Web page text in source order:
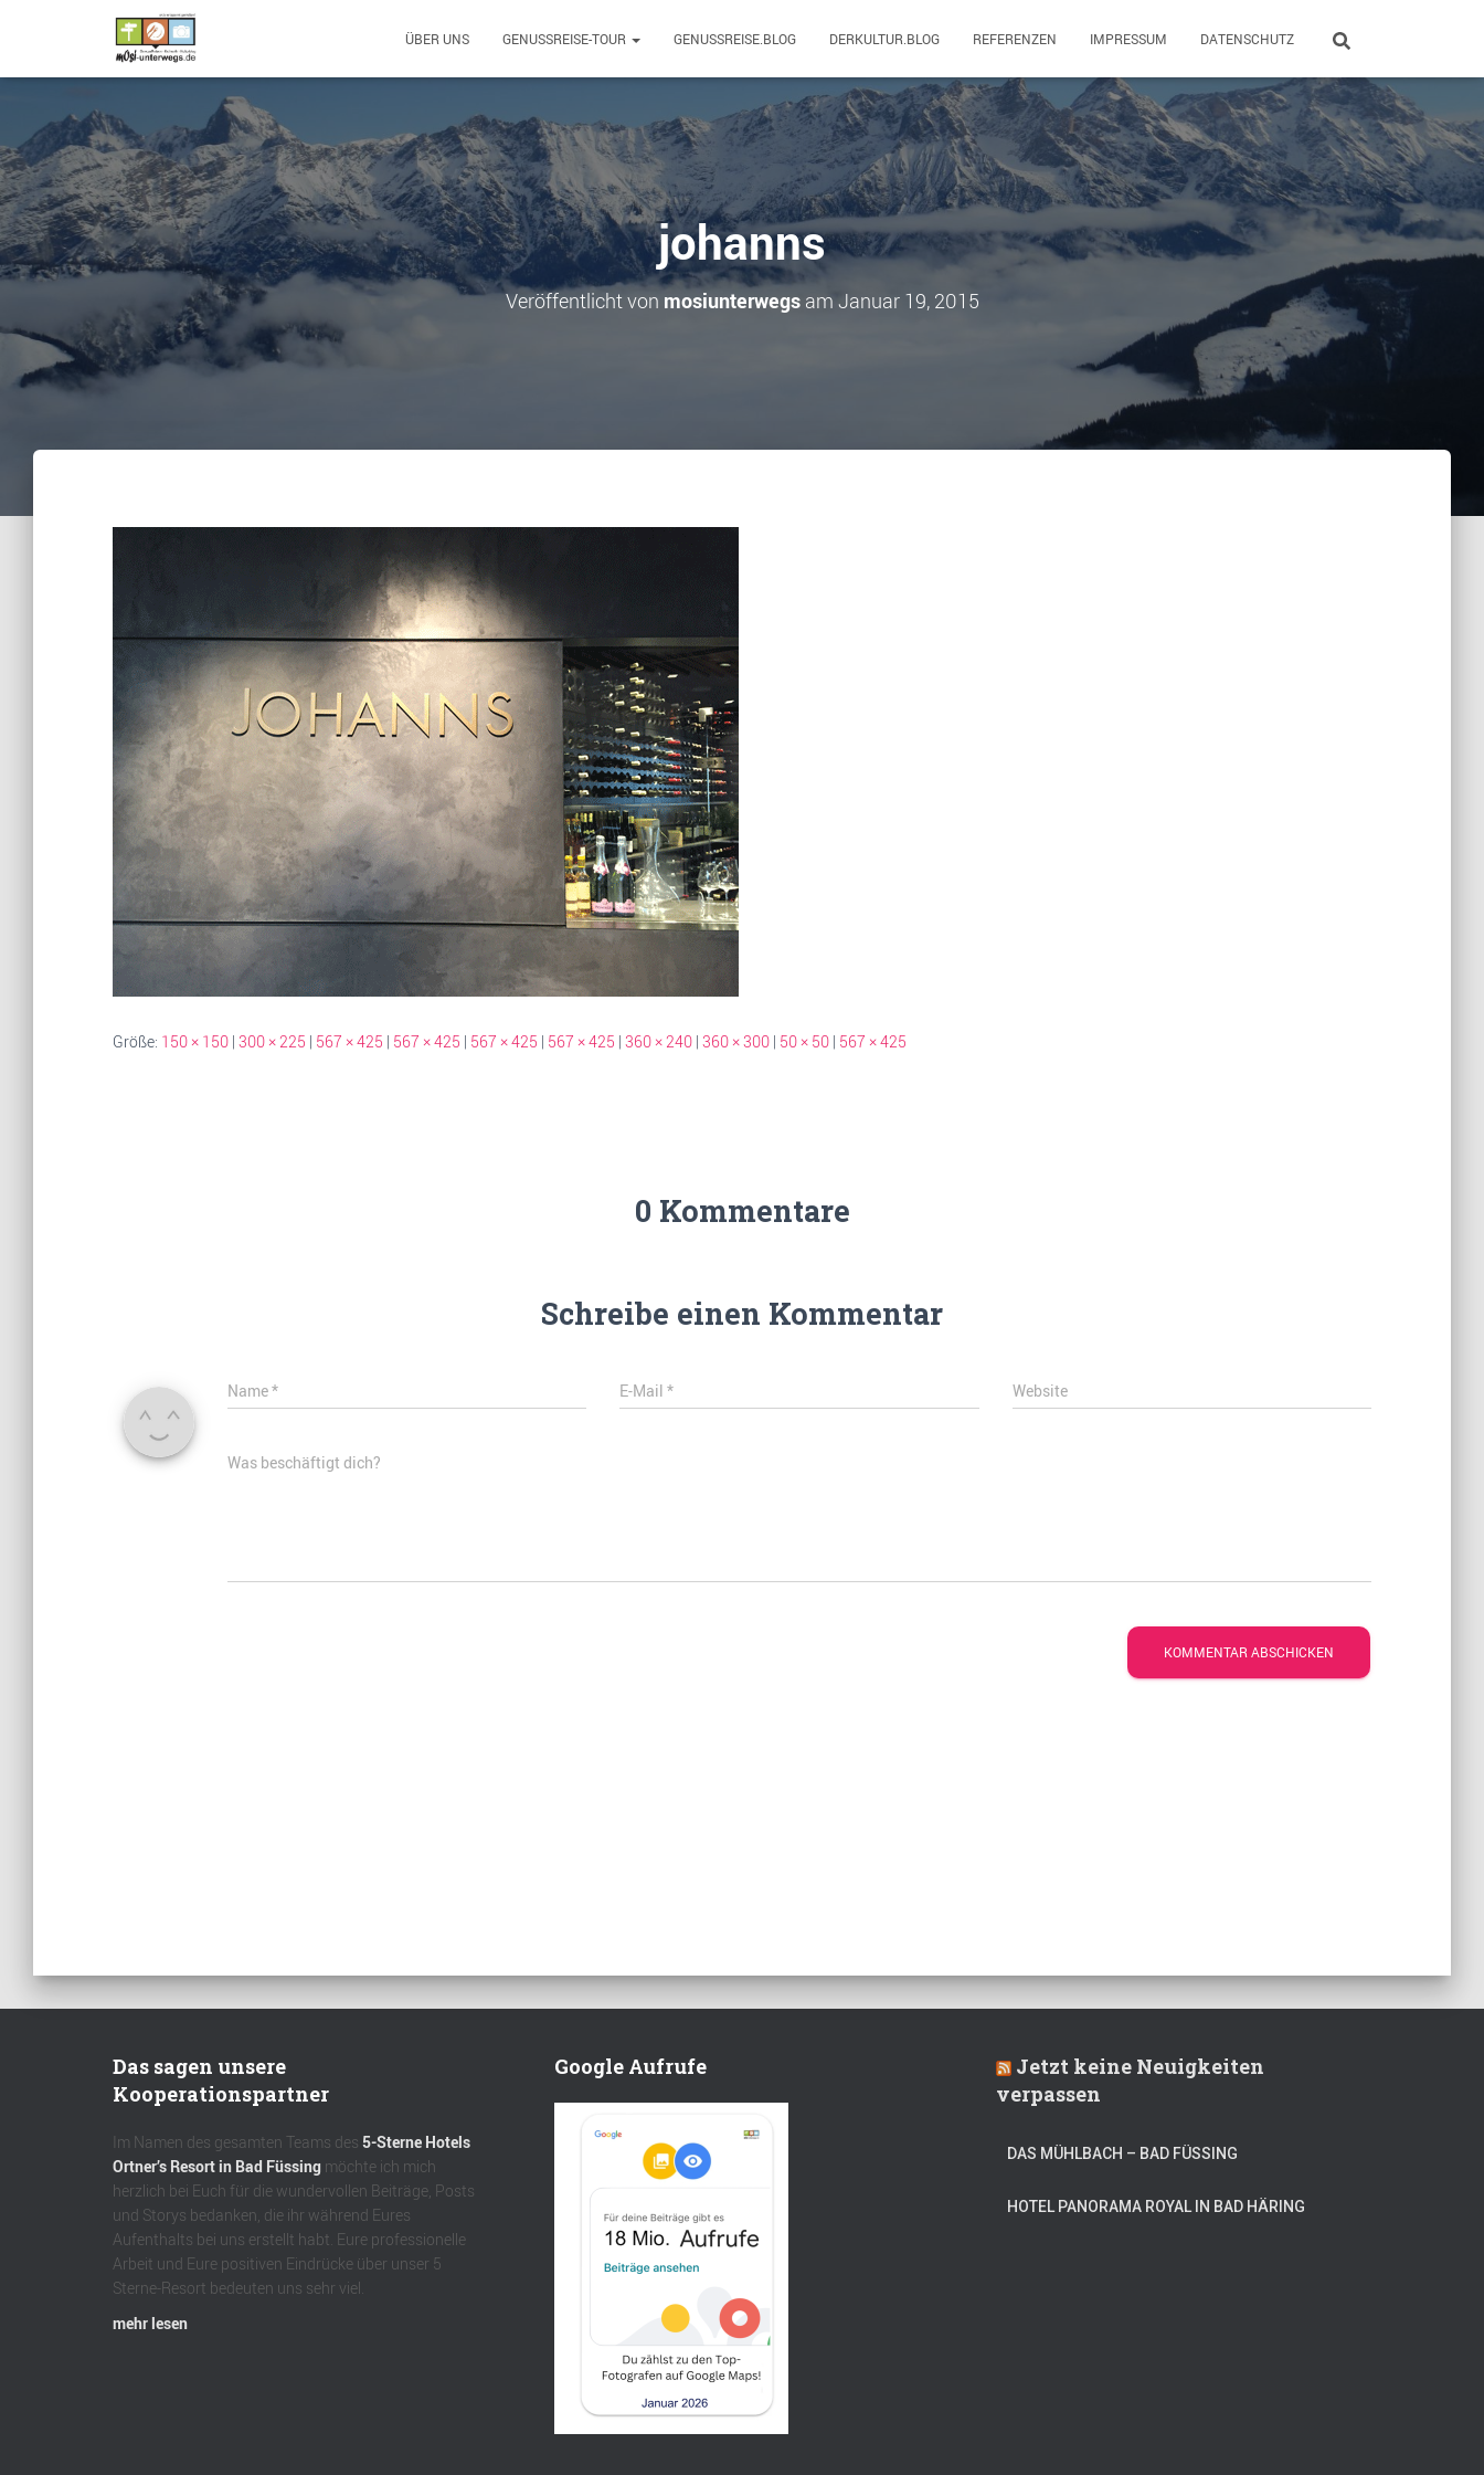
ÜBER UNS GENUSSREISE-TOUR GENUSSREISE.BLOG DERKULTUR.BLOG REFERENZEN IMPRESSUM DATENSCHUTZ
johanns
Veröffentlicht von mosiunterwegsam Januar 19, 2015
Größe: 150 × 150 | 300 × 225 | 567 × 425 | 567 × 425 | 567 × 425 | 567 × 425 | 360 × 240 | 360 × 300 | 50 × 50 | 567 × 425
0 Kommentare
Schreibe einen Kommentar
Name* E-Mail* Website
Was beschäftigt dich?
Das sagen unsere
Kooperationspartner
Im Namen des gesamten Teams des 5-Sterne Hotels
Ortner’s Resort in Bad Füssing möchte ich mich
herzlich bei Euch für die wundervollen Beiträge, Posts
und Storys bedanken, die ihr während Eures
Aufenthalts bei uns erstellt habt. Eure professionelle
Arbeit und Eure positiven Eindrücke über unser 5
Sterne-Resort bedeuten uns sehr viel.
mehr lesen
Google Aufrufe
Jetzt keine Neuigkeiten
verpassen
DAS MÜHLBACH – BAD FÜSSING
HOTEL PANORAMA ROYAL IN BAD HÄRING